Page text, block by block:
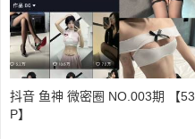
抖音 鱼神 微密圈 NO.003期 【53
P】